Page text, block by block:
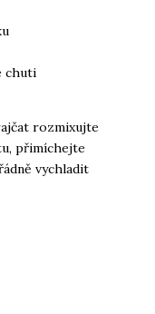
chuti
rozmixujte
přimíchejte
vychladit